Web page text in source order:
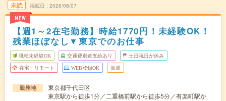
未読
NEW
掲載日 2026/08/07
【週1～2在宅勤務】時給1770円！未経験OK！
残業ほぼなし▼東京でのお仕事
職種未経験OK 交通費別途支給あり 土日祝日が休み
在宅・リモート WEB登録OK 派遣
勤務地
東京都千代田区
東京駅から徒歩1分／二重橋前駅から徒歩5分／有楽町駅か